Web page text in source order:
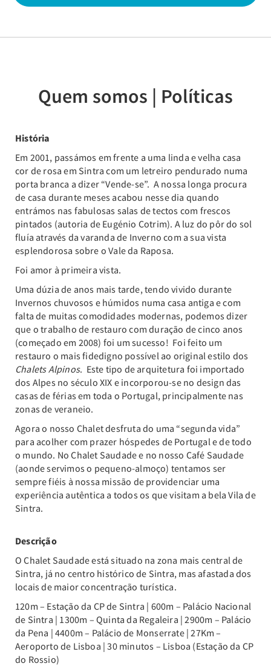
Quem somos | Políticas
História
Em 2001, passámos em frente a uma linda e velha casa
cor de rosa em Sintra com um letreiro pendurado numa
porta branca a dizer “Vende-se”. A nossa longa procura
de casa durante meses acabou nesse dia quando
entrámos nas fabulosas salas de tectos com frescos
pintados (autoria de Eugénio Cotrim). A luz do pôr do sol
fluía através da varanda de Inverno com a sua vista
esplendorosa sobre o Vale da Raposa.
Foi amor à primeira vista.
Uma dúzia de anos mais tarde, tendo vivido durante
Invernos chuvosos e húmidos numa casa antiga e com
falta de muitas comodidades modernas, podemos dizer
que o trabalho de restauro com duração de cinco anos
(começado em 2008) foi um sucesso! Foi feito um
restauro o mais fidedigno possível ao original estilo dos
Chalets Alpinos. Este tipo de arquitetura foi importado
dos Alpes no século XIX e incorporou-se no design das
casas de férias em toda o Portugal, principalmente nas
zonas de veraneio.
Agora o nosso Chalet desfruta do uma “segunda vida”
para acolher com prazer hóspedes de Portugal e de todo
o mundo. No Chalet Saudade e no nosso Café Saudade
(aonde servimos o pequeno-almoço) tentamos ser
sempre fiéis à nossa missão de providenciar uma
experiência autêntica a todos os que visitam a bela Vila de
Sintra.
Descrição
O Chalet Saudade está situado na zona mais central de
Sintra, já no centro histórico de Sintra, mas afastada dos
locais de maior concentração turística.
120m – Estação da CP de Sintra | 600m – Palácio Nacional
de Sintra | 1300m – Quinta da Regaleira | 2900m – Palácio
da Pena | 4400m – Palácio de Monserrate | 27Km –
Aeroporto de Lisboa | 30 minutos – Lisboa (Estação da CP
do Rossio)